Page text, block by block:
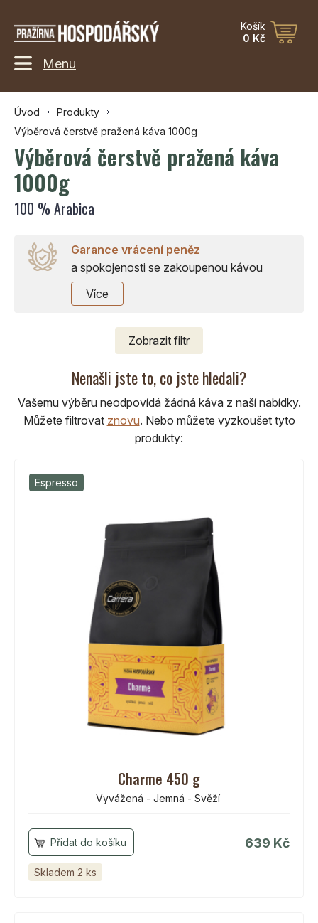
Košík
0 Kč
Menu
Úvod
Produkty
Výběrová čerstvě pražená káva 1000g
Výběrová čerstvě pražená káva
1000g
100 % Arabica
Garance vrácení peněz
a spokojenosti se zakoupenou kávou
Více
Zobrazit filtr
Nenašli jste to, co jste hledali?
Vašemu výběru neodpovídá žádná káva z naší nabídky.
Můžete filtrovat znovu. Nebo můžete vyzkoušet tyto
produkty:
Espresso
Charme 450 g
Vyvážená - Jemná - Svěží
639 Kč
Skladem 2 ks